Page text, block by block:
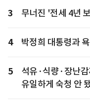
3 무너진 '전세 4년
4 박정희 대통령과
5
석유·식량·장난
유일하게 숙청 안